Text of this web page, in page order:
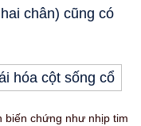
chân) cũng có
biến chứng như nhịp tim